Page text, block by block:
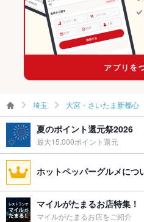
大宮駅 × ラーメン
大宮駅 × ラーメン全般
埼玉 × ラーメン全般
埼玉 大宮・さいたま新都心
夏のポイント還元祭2026
最大15,000ポイント還元
ホットペッパーグルメにつ
マイルがたまるお店特集！
マイルがたまるお店をご紹介